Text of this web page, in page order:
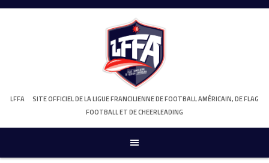
Skip
LFFA
SITE OFFICIEL DE LA LIGUE FRANCILIENNE DE FOOTBALL AMÉRICAIN, DE FLAG
FOOTBALL ET DE CHEERLEADING